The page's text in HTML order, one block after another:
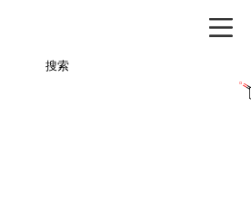
搜索